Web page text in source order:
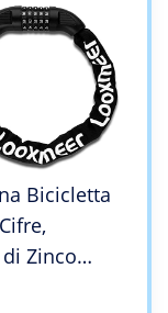
Bicicletta
Zinco